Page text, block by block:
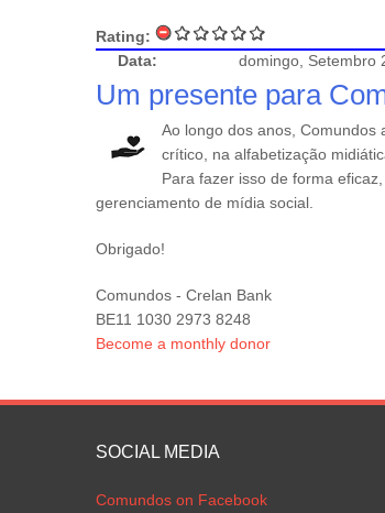
Rating:
Data:
domingo, Setembro
Um presente para
Ao longo dos anos, Comundos
crítico, na alfabetização
Para fazer isso de forma
gerenciamento de mídia social.
Obrigado!
Comundos - Crelan Bank
BE11 1030 2973 8248
Become a monthly donor
SOCIAL MEDIA
Comundos on Facebook